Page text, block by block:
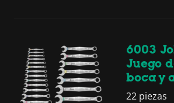
6003
Juego
boca y
22 piezas